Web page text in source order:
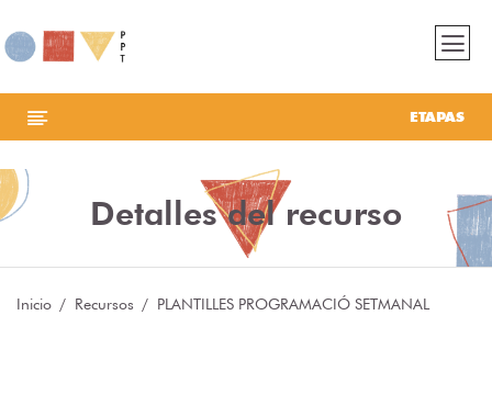
ETAPAS
Detalles del recurso
Inicio Recursos PLANTILLES PROGRAMACIÓ SETMANAL